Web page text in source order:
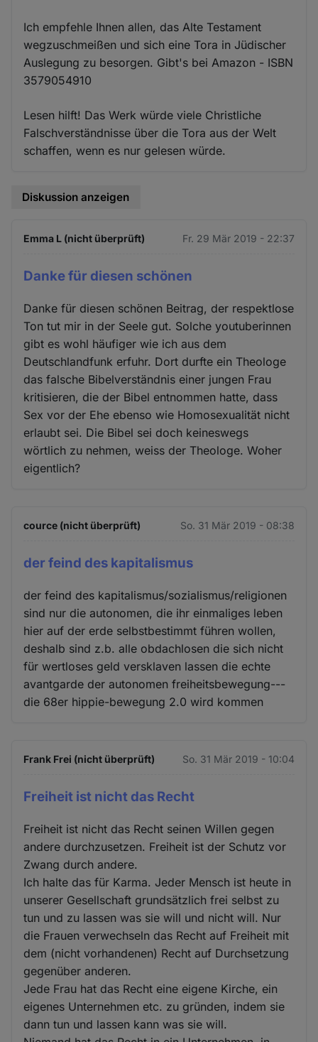
Ich empfehle Ihnen allen, das Alte Testament
wegzuschmeißen und sich eine Tora in Jüdischer
Auslegung zu besorgen. Gibt's bei Amazon - ISBN
3579054910
Lesen hilft! Das Werk würde viele Christliche
Falschverständnisse über die Tora aus der Welt
schaffen, wenn es nur gelesen würde.
Diskussion anzeigen
Emma L (nicht überprüft) Fr. 29 Mär 2019 - 22:37
Danke für diesen schönen
Danke für diesen schönen Beitrag, der respektlose
Ton tut mir in der Seele gut. Solche youtuberinnen
gibt es wohl häufiger wie ich aus dem
Deutschlandfunk erfuhr. Dort durfte ein Theologe
das falsche Bibelverständnis einer jungen Frau
kritisieren, die der Bibel entnommen hatte, dass
Sex vor der Ehe ebenso wie Homosexualität nicht
erlaubt sei. Die Bibel sei doch keineswegs
wörtlich zu nehmen, weiss der Theologe. Woher
eigentlich?
cource (nicht überprüft) So. 31 Mär 2019 - 08:38
der feind des kapitalismus
der feind des kapitalismus/sozialismus/religionen
sind nur die autonomen, die ihr einmaliges leben
hier auf der erde selbstbestimmt führen wollen,
deshalb sind z.b. alle obdachlosen die sich nicht
für wertloses geld versklaven lassen die echte
avantgarde der autonomen freiheitsbewegung---
die 68er hippie-bewegung 2.0 wird kommen
Frank Frei (nicht überprüft) So. 31 Mär 2019 - 10:04
Freiheit ist nicht das Recht
Freiheit ist nicht das Recht seinen Willen gegen
andere durchzusetzen. Freiheit ist der Schutz vor
Zwang durch andere.
Ich halte das für Karma. Jeder Mensch ist heute in
unserer Gesellschaft grundsätzlich frei selbst zu
tun und zu lassen was sie will und nicht will. Nur
die Frauen verwechseln das Recht auf Freiheit mit
dem (nicht vorhandenen) Recht auf Durchsetzung
gegenüber anderen.
Jede Frau hat das Recht eine eigene Kirche, ein
eigenes Unternehmen etc. zu gründen, indem sie
dann tun und lassen kann was sie will.